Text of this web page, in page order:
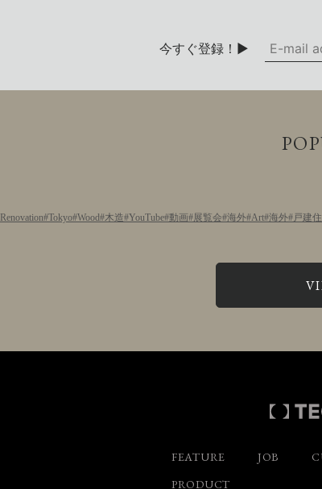
今すぐ登録！▶
Renovation Tokyo Wood 木造 YouTube 動画 展覧会 海外 Art 海外 戸建
FEATURE JOB
PRODUCT